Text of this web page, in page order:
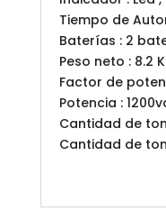
Tiempo de
Baterías : 2
Peso neto : 8.2
Factor de
Potencia :
Cantidad de
Cantidad de